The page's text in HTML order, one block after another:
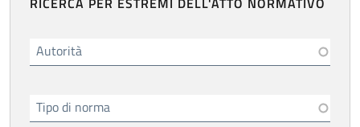
Autorità
Tipo di norma